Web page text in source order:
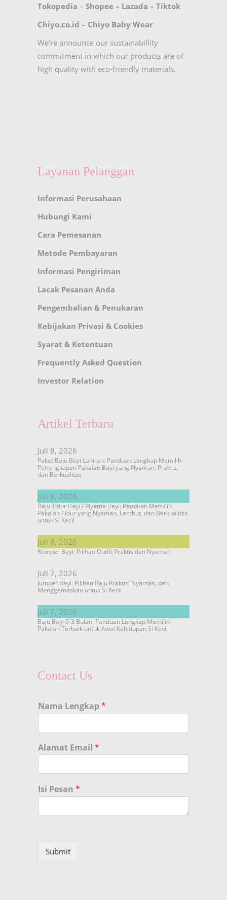
Tokopedia – Shopee – Lazada – Tiktok
Chiyo.co.id – Chiyo Baby Wear
We’re announce our sustainabillity
commitment in which our products are of
high quality with eco-friendly materials.
Layanan Pelanggan
Informasi Perusahaan
Hubungi Kami
Cara Pemesanan
Metode Pembayaran
Informasi Pengiriman
Lacak Pesanan Anda
Pengembalian & Penukaran
Kebijakan Privasi & Cookies
Syarat & Ketentuan
Frequently Asked Question
Investor Relation
Artikel Terbaru
Juli 8, 2026
Paket Baju Bayi Lahiran: Panduan Lengkap Memilih
Perlengkapan Pakaian Bayi yang Nyaman, Praktis,
dan Berkualitas
Juli 8, 2026
Baju Tidur Bayi / Piyama Bayi: Panduan Memilih
Pakaian Tidur yang Nyaman, Lembut, dan Berkualitas
untuk Si Kecil
Juli 8, 2026
Romper Bayi: Pilihan Outfit Praktis dan Nyaman
Juli 7, 2026
Jumper Bayi: Pilihan Baju Praktis, Nyaman, dan
Menggemaskan untuk Si Kecil
Juli 7, 2026
Baju Bayi 0-3 Bulan: Panduan Lengkap Memilih
Pakaian Terbaik untuk Awal Kehidupan Si Kecil
Contact Us
Nama Lengkap*
Alamat Email *
Isi Pesan *
Submit